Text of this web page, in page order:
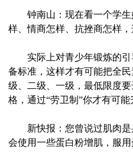
钟南山：现在看一个学生
样、情商怎样、抗挫商怎样
实际上对青少年锻炼的引
备标准，这样才有可能把全
级、二级、一级，最低限度
格，通过“劳卫制”你才有可
新快报：您曾说过肌肉是
会使用一些蛋白粉增肌，服